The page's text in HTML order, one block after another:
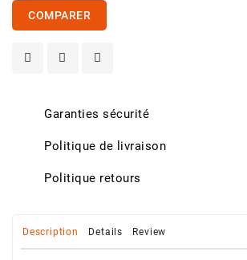
COMPARER
Garanties sécurité
Politique de livraison
Politique retours
Description Details Review